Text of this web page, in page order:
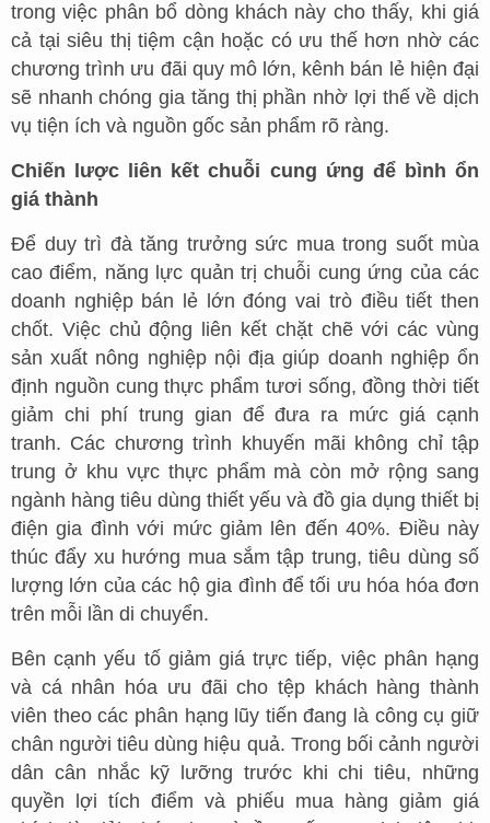
trong việc phân bổ dòng khách này cho thấy, khi giá
cả tại siêu thị tiệm cận hoặc có ưu thế hơn nhờ các
chương trình ưu đãi quy mô lớn, kênh bán lẻ hiện đại
sẽ nhanh chóng gia tăng thị phần nhờ lợi thế về dịch
vụ tiện ích và nguồn gốc sản phẩm rõ ràng.
Chiến lược liên kết chuỗi cung ứng để bình ổn
giá thành
Để duy trì đà tăng trưởng sức mua trong suốt mùa
cao điểm, năng lực quản trị chuỗi cung ứng của các
doanh nghiệp bán lẻ lớn đóng vai trò điều tiết then
chốt. Việc chủ động liên kết chặt chẽ với các vùng
sản xuất nông nghiệp nội địa giúp doanh nghiệp ổn
định nguồn cung thực phẩm tươi sống, đồng thời tiết
giảm chi phí trung gian để đưa ra mức giá cạnh
tranh. Các chương trình khuyến mãi không chỉ tập
trung ở khu vực thực phẩm mà còn mở rộng sang
ngành hàng tiêu dùng thiết yếu và đồ gia dụng thiết bị
điện gia đình với mức giảm lên đến 40%. Điều này
thúc đẩy xu hướng mua sắm tập trung, tiêu dùng số
lượng lớn của các hộ gia đình để tối ưu hóa hóa đơn
trên mỗi lần di chuyển.
Bên cạnh yếu tố giảm giá trực tiếp, việc phân hạng
và cá nhân hóa ưu đãi cho tệp khách hàng thành
viên theo các phân hạng lũy tiến đang là công cụ giữ
chân người tiêu dùng hiệu quả. Trong bối cảnh người
dân cân nhắc kỹ lưỡng trước khi chi tiêu, những
quyền lợi tích điểm và phiếu mua hàng giảm giá